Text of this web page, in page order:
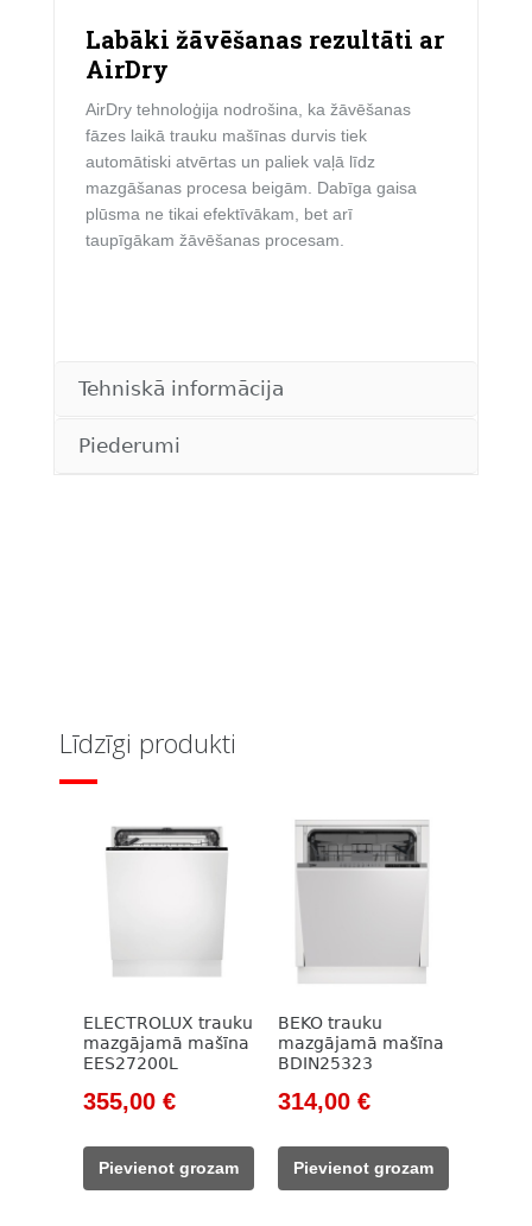
Labāki žāvēšanas rezultāti ar
AirDry
AirDry tehnoloģija nodrošina, ka žāvēšanas
fāzes laikā trauku mašīnas durvis tiek
automātiski atvērtas un paliek vaļā līdz
mazgāšanas procesa beigām. Dabīga gaisa
plūsma ne tikai efektīvākam, bet arī
taupīgākam žāvēšanas procesam.
Tehniskā informācija
Piederumi
Līdzīgi produkti
ELECTROLUX trauku
mazgājamā mašīna
EES27200L
Original
was:
513,00 €.
355,00 €Current
355,00 €.
Pievienot grozam
BEKO trauku
mazgājamā mašīna
BDIN25323
Original
was:
609,00 €.
314,00 €Current
314,00 €.
Pievienot grozam